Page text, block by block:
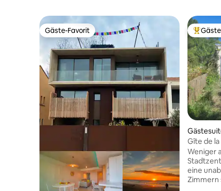
Gäste-Favorit
Gäste-Favorit
Gîte de
Nähe
Weniger
eine
Zimmern